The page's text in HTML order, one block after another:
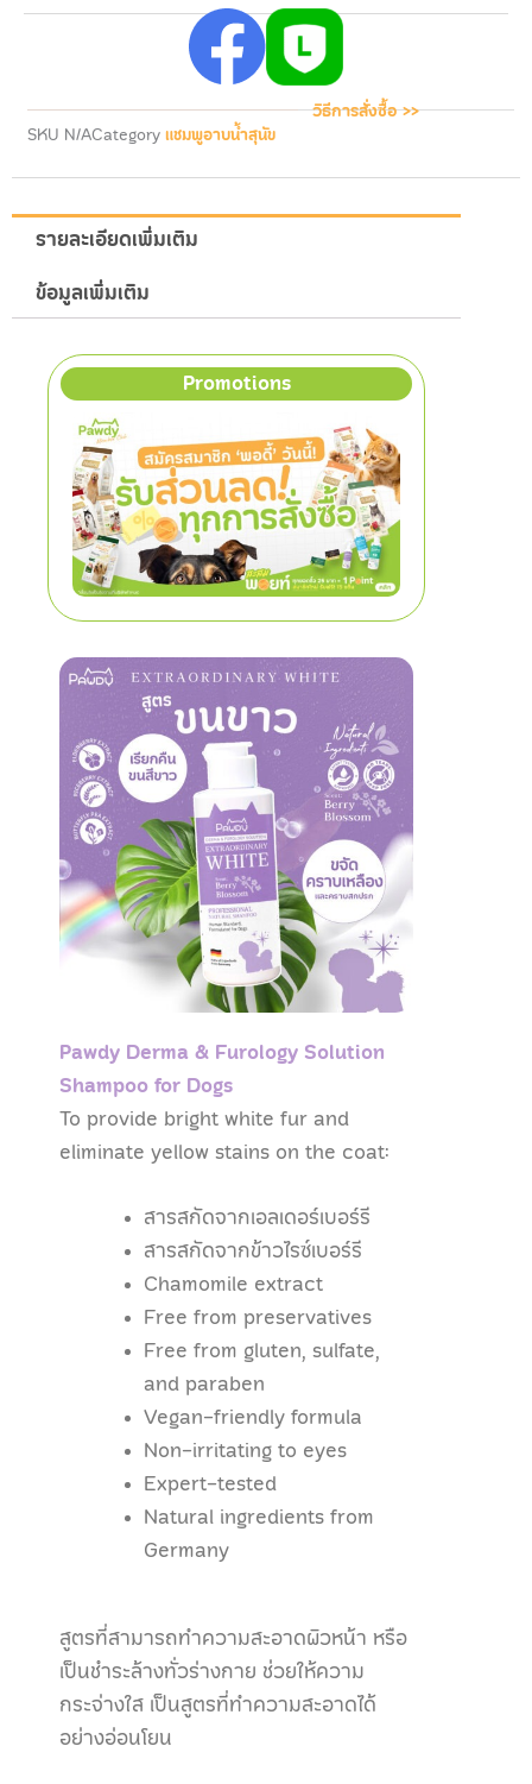
ขน
SKU N/ACategory แชมพูอาบน้ำสุนัข
วิธีการสั่งซื้อ >>
รายละเอียดเพิ่มเติม
ข้อมูลเพิ่มเติม
Promotions
Pawdy Derma & Furology Solution
Shampoo for Dogs
To provide bright white fur and
eliminate yellow stains on the coat:
สารสกัดจากเอลเดอร์เบอร์รี
สารสกัดจากข้าวไรซ์เบอร์รี
Chamomile extract
Free from preservatives
Free from gluten, sulfate,
and paraben
Vegan-friendly formula
Non-irritating to eyes
Expert-tested
Natural ingredients from
Germany
สูตรที่สามารถทำความสะอาดผิวหน้า หรือ
เป็นชำระล้างทั่วร่างกาย ช่วยให้ความ
กระจ่างใส เป็นสูตรที่ทำความสะอาดได้
อย่างอ่อนโยน